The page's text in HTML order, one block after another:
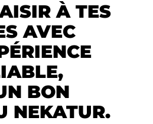
À TES
AVEC
BON
NEKATUR.